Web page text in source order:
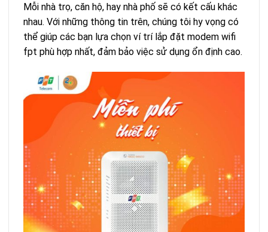
Mỗi nhà trọ, căn hộ, hay nhà phố sẽ có kết cấu khác
nhau. Với những thông tin trên, chúng tôi hy vọng có
thể giúp các bạn lựa chọn ví trí lắp đặt modem wifi
fpt phù hợp nhất, đảm bảo việc sử dụng ổn định cao.